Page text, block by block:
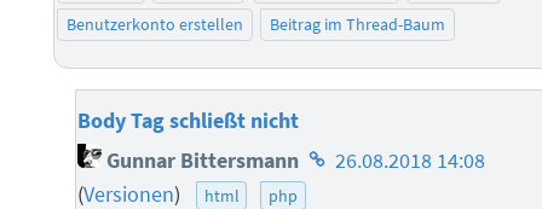
Benutzerkonto erstellen
Beitrag im Thread-Baum
Body Tag schließt nicht
Gunnar Bittersmann Homepage
des
26.08.2018 14:08
(Versionen) html php